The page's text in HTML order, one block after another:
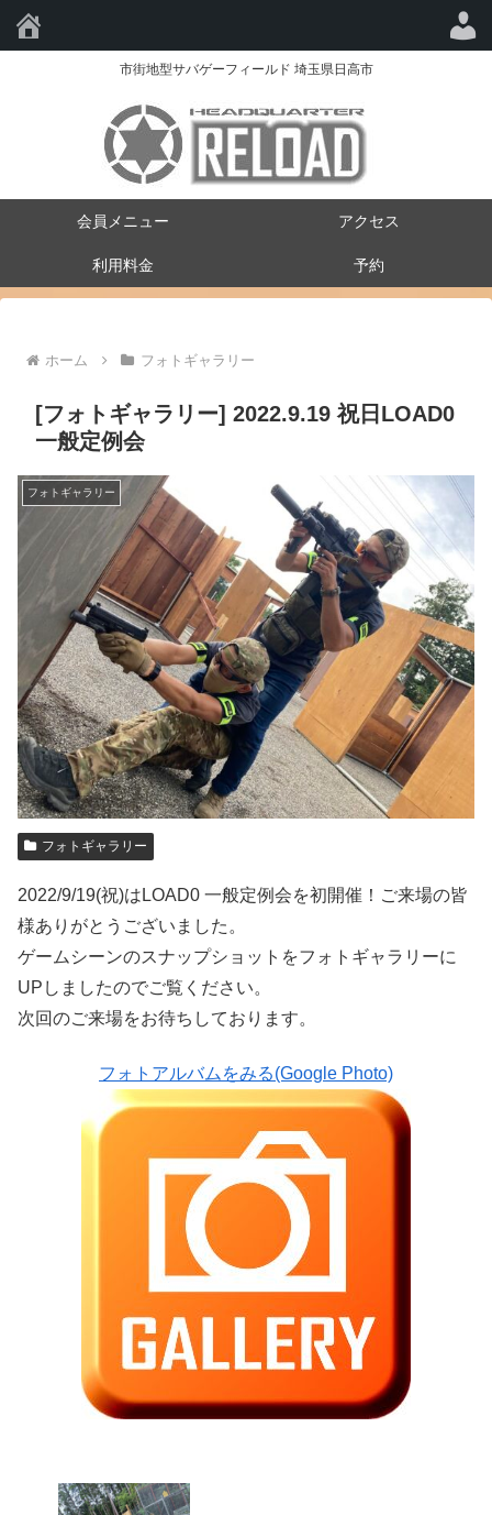
市街地型サバゲーフィールド 埼玉県日高市
会員メニュー アクセス
利用料金 予約
ホーム フォトギャラリー
[フォトギャラリー] 2022.9.19 祝日LOAD0
一般定例会
フォトギャラリー
フォトギャラリー
2022/9/19(祝)はLOAD0 一般定例会を初開催！ご来場の皆
様ありがとうございました。
ゲームシーンのスナップショットをフォトギャラリーに
UPしましたのでご覧ください。
次回のご来場をお待ちしております。
フォトアルバムをみる(Google Photo)